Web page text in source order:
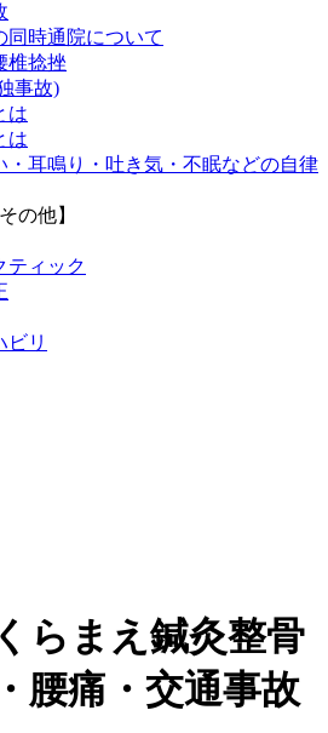
同時通院について
椎捻挫
事故)
は
は
・耳鳴り・吐き気・不眠などの自律
の他】
ティック
ビリ
らまえ鍼灸整骨
腰痛・交通事故